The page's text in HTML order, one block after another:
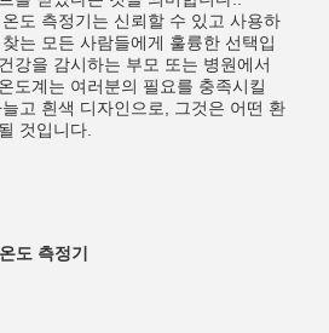
도 측정기는 신뢰할 수 있고 사용하
는 모든 사람들에게 훌륭한 선택입
강을 감시하는 부모 또는 병원에서
도계는 여러분의 필요를 충족시킬
고 흰색 디자인으로, 그것은 어떤 환
것입니다.
도 측정기